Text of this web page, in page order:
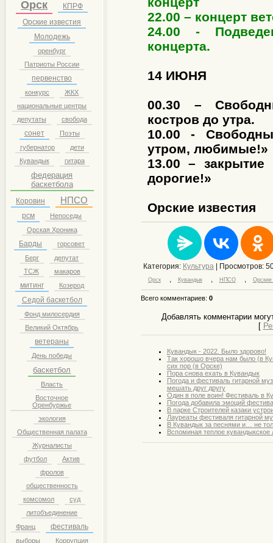
Орск
КПРФ
Орские известия
Молодежь
оренбург
Патриоты России
первенство
конкурс
ЖКХ
национальные центры
депутаты
свобода
сонет
Поэты
губернатор
дети
Кувандык
гитара
федерация
баскетбола
Коровин НПСО
рсм
Непоседы
Орская Хроника
Барды
горсовет
Берг
депутат
ТСЖ
макаров
митинг Козерод
Седой баскетбол
Фонд милосердия
Великий Октябрь
ветераны
День победы
баскетбол
Власть
Восточное
Оренбуржье
экология
Общественная палата
Журналисты
футбол
Актив
фролов
общественность
комсомол
суд
литобъединение
Франц
фестиваль
выборы Коррупция
22.00 – концерт
24.00 -
концерта.
14 ИЮНЯ
00.30 –
костров до утра.
10.00 -
утром, любимые!»
13.00 – закрытие
дорогие!»
Орские известия
Категория: Культура| Просмотров:
Орск , Кувандык , НПСО , Орские
Всего комментариев: 0
Добавлять комментарии
[
Кувандык - 2022. Было здорово!
Так хорошо вчера нам было (в
сих пор (в Орске)
Пора снова ехать в Кувандык
Погода и фестиваль гитарной
мешать друг другу
Один в поле воин! Фестиваль в
Погода добавила эмоций
В парке Строителей казаки
Лауреаты фестиваля гитарной
В Кувандык за песнями и… не
Вспоминая теплое кувандыкское